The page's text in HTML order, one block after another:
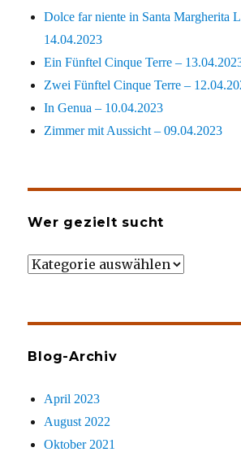
Dolce far niente in Santa Margherita
14.04.2023
Ein Fünftel Cinque Terre –
Zwei Fünftel Cinque Terre –
In Genua – 10.04.2023
Zimmer mit Aussicht – 09.04.2023
Wer gezielt sucht
Wer
Blog-Archiv
April 2023
August 2022
Oktober 2021